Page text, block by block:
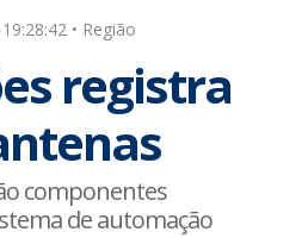
• Região
registra
componentes
de automação